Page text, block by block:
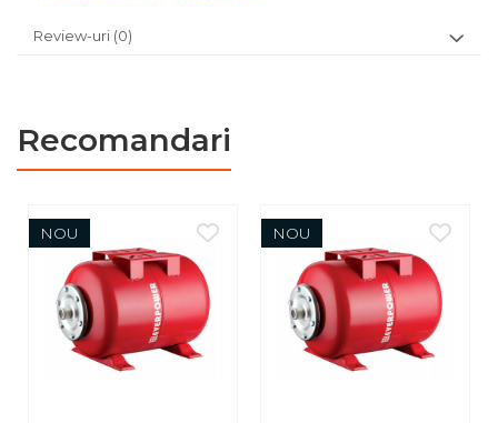
Review-uri (0)
Recomandari
NOU NOU